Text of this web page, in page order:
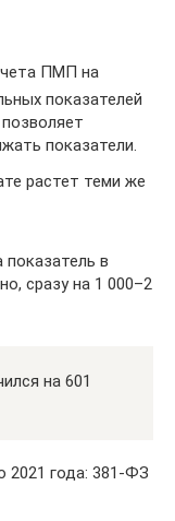
ПМП на
показателей
показатели.
растет теми же
в
сразу на 1 000–2
на 601
2021 года: 381-ФЗ